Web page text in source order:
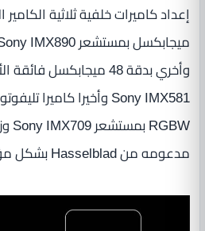
وأخري بدقة 48
مدعومه من Hasselblad بشكل مؤكد.